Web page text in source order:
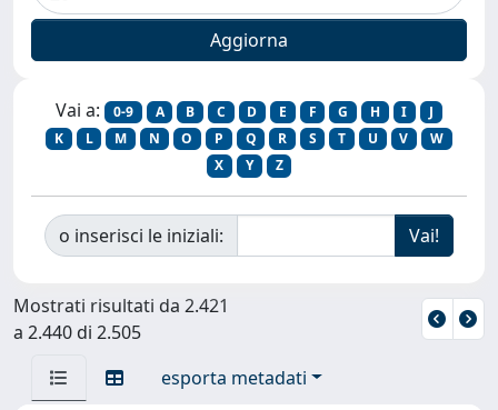
Vai a: 0-9 A B C D E F G H I
J
K
L M N O P Q R S T U V
W
X
Y Z
o inserisci le iniziali:
Mostrati risultati da 2.421
a 2.440 di 2.505
esporta metadati